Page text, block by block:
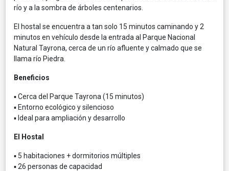
río y a la sombra de árboles centenarios.
El hostal se encuentra a tan solo 15 minutos caminando y 2
minutos en vehículo desde la entrada al Parque Nacional
Natural Tayrona, cerca de un río afluente y calmado que se
llama río Piedra.
Beneficios
▪ Cerca del Parque Tayrona (15 minutos)
▪ Entorno ecológico y silencioso
▪ Ideal para ampliación y desarrollo
El Hostal
▪ 5 habitaciones + dormitorios múltiples
▪ 26 personas de capacidad